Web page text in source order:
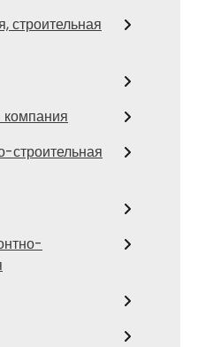
строительная
строительная